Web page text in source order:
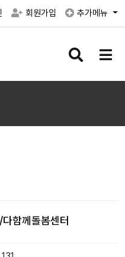
회원가입 추가메뉴
검
버
메
버
함께돌봄센터